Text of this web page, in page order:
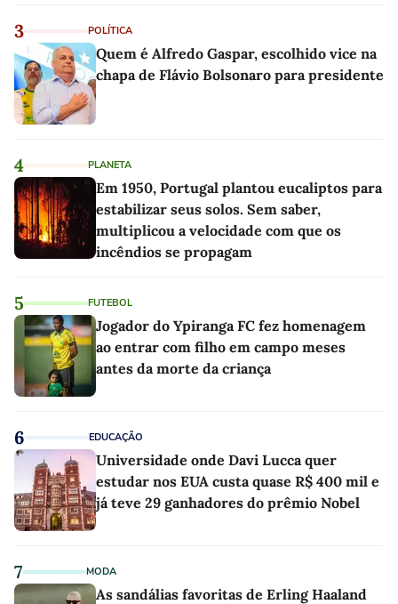
3 POLÍTICA
Quem é Alfredo Gaspar, escolhido vice na
chapa de Flávio Bolsonaro para presidente
4 PLANETA
Em 1950, Portugal plantou eucaliptos para
estabilizar seus solos. Sem saber,
multiplicou a velocidade com que os
incêndios se propagam
5 FUTEBOL
Jogador do Ypiranga FC fez homenagem
ao entrar com filho em campo meses
antes da morte da criança
6 EDUCAÇÃO
Universidade onde Davi Lucca quer
estudar nos EUA custa quase R$ 400 mil e
já teve 29 ganhadores do prêmio Nobel
7 MODA
As sandálias favoritas de Erling Haaland